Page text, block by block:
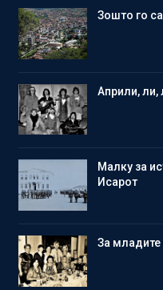
Зошто го
Aприли, ли,
Малку за
Исарот
Зa младите